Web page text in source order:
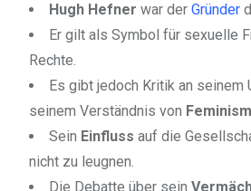
Hugh Hefner war der Gründer
Er gilt als Symbol für sexuelle
Rechte.
Es gibt jedoch Kritik an seinem
seinem Verständnis von
Sein Einfluss auf die
nicht zu leugnen.
Die Debatte über sein